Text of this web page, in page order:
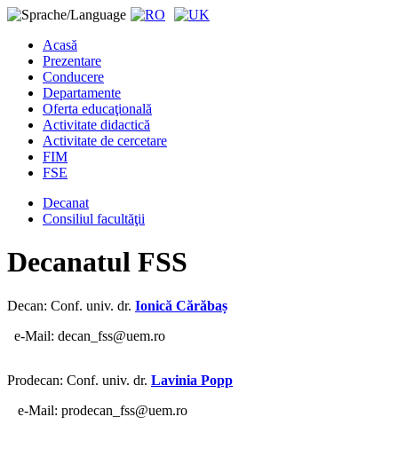
Acasă
Prezentare
Conducere
Departamente
Oferta educaţională
Activitate didactică
Activitate de cercetare
FIM
FSE
Decanat
Consiliul facultăţii
Decanatul FSS
Decan: Conf. univ. dr. Ionică Cărăbaș
e-Mail: decan_fss@uem.ro
Prodecan: Conf. univ. dr. Lavinia Popp
e-Mail: prodecan_fss@uem.ro